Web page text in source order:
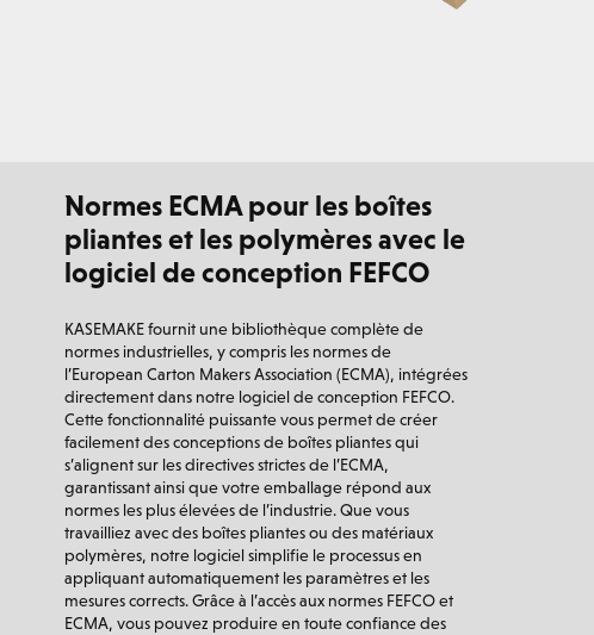
Normes ECMA pour les boîtes
pliantes et les polymères avec le
logiciel de conception FEFCO
KASEMAKE fournit une bibliothèque complète de
normes industrielles, y compris les normes de
l’European Carton Makers Association (ECMA), intégrées
directement dans notre logiciel de conception FEFCO.
Cette fonctionnalité puissante vous permet de créer
facilement des conceptions de boîtes pliantes qui
s’alignent sur les directives strictes de l’ECMA,
garantissant ainsi que votre emballage répond aux
normes les plus élevées de l’industrie. Que vous
travailliez avec des boîtes pliantes ou des matériaux
polymères, notre logiciel simplifie le processus en
appliquant automatiquement les paramètres et les
mesures corrects. Grâce à l’accès aux normes FEFCO et
ECMA, vous pouvez produire en toute confiance des